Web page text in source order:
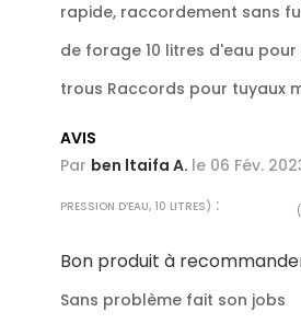
rapide, raccordement sans
de forage 10 litres d'eau
trous Raccords pour tuyaux
AVIS
Par ben ltaifa A. le 06 Fév.
PRESSION D’EAU, 10 LITRES ) : (
Bon produit à
Sans problème fait son jobs